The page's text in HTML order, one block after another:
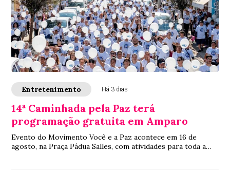
Entretenimento Há 3 dias
14ª Caminhada pela Paz terá
programação gratuita em Amparo
Evento do Movimento Você e a Paz acontece em 16 de
agosto, na Praça Pádua Salles, com atividades para toda a